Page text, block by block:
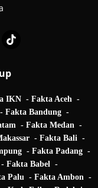
IKN
Fakta Aceh
Fakta Bandung
Fakta Medan
Fakta Bali
Fakta Padang
Fakta Babel
Palu
Fakta Ambon